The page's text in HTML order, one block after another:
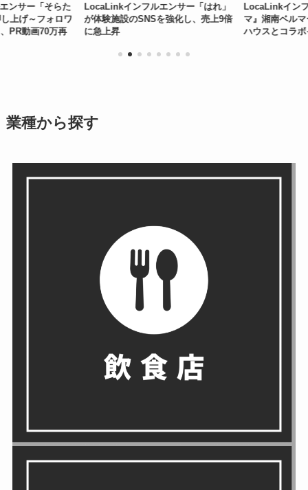
サー「そらた
上げ～フォロワ
PR動画70万再
LocaLinkインフルエンサー「はれ」
が体験施設のSNSを強化し、売上9倍
に急上昇
LocaLinkイン
マ』湘南ベルマ
ハウスとコラボ
業種から探す